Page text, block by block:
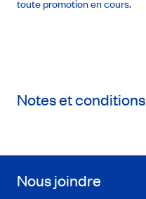
toute promotion en cours.
Notes et conditions
Nous joindre